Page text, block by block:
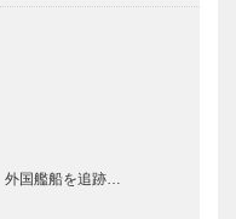
外国艦船を追跡…